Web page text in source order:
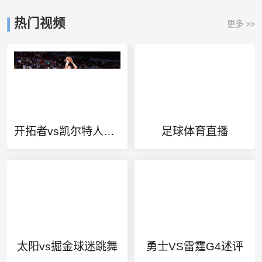
热门视频 更多 >>
开拓者vs凯尔特人全过程 足球体育直播
太阳vs掘金球迷跳舞 勇士VS雷霆G4述评